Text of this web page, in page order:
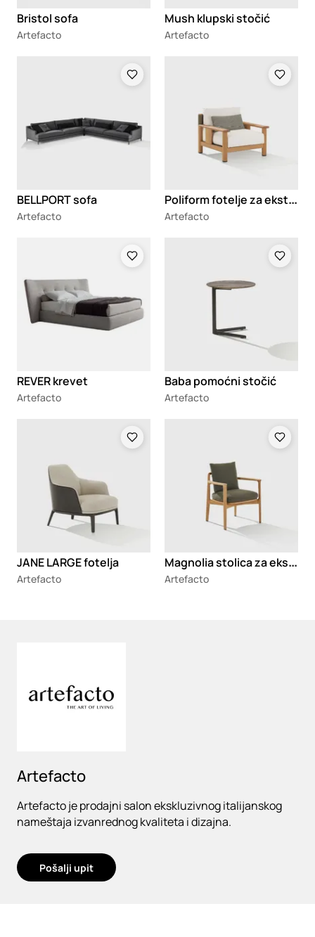
Bristol sofa
Artefacto
Mush klupski stočić
Artefacto
BELLPORT sofa
Artefacto
P
oliform fotelje za eksterijer
Artefacto
REVER krevet
Artefacto
Baba pomoćni stočić
Artefacto
JANE LARGE fotelja
Artefacto
M
agnolia stolica za eksterijer
Artefacto
Artefacto
Artefacto je prodajni salon ekskluzivnog italijanskog
nameštaja izvanrednog kvaliteta i dizajna.
Pošalji upit